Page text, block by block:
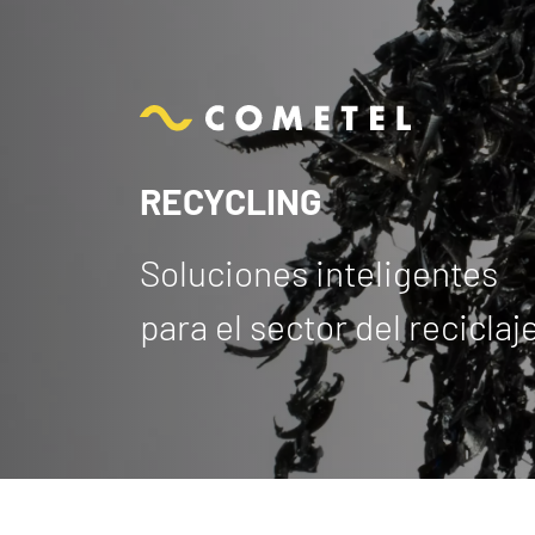
RECYCLING
Soluciones inteligentes
para el sector del